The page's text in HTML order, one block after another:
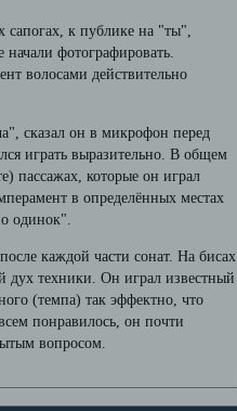
сапогах, к публике на "ты",
фотографировать.
волосами действительно
сказал он в микрофон перед
играть выразительно. В общем
пассажах, которые он играл
в определённых местах
одинок".
каждой части сонат. На бисах
дух техники. Он играл известный
(темпа) так эффектно, что
понравилось, он почти
вопросом.